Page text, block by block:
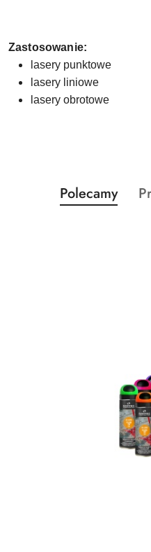
Zastosowanie:
lasery punktowe
lasery liniowe
lasery obrotowe
Pomiń karuzelę
Produkty
o
Polecamy